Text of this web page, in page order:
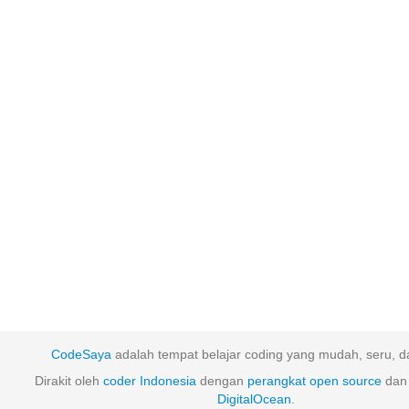
CodeSaya adalah tempat belajar coding yang mudah, seru,
Dirakit oleh coder Indonesia dengan perangkat open source
DigitalOcean